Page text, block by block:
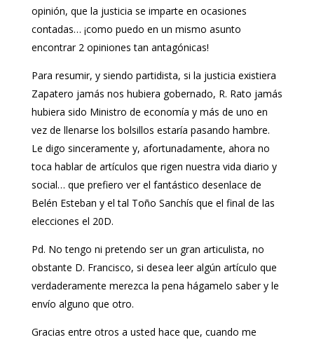
opinión, que la justicia se imparte en ocasiones
contadas… ¡como puedo en un mismo asunto
encontrar 2 opiniones tan antagónicas!
Para resumir, y siendo partidista, si la justicia existiera
Zapatero jamás nos hubiera gobernado, R. Rato jamás
hubiera sido Ministro de economía y más de uno en
vez de llenarse los bolsillos estaría pasando hambre.
Le digo sinceramente y, afortunadamente, ahora no
toca hablar de artículos que rigen nuestra vida diario y
social… que prefiero ver el fantástico desenlace de
Belén Esteban y el tal Toño Sanchís que el final de las
elecciones el 20D.
Pd. No tengo ni pretendo ser un gran articulista, no
obstante D. Francisco, si desea leer algún artículo que
verdaderamente merezca la pena hágamelo saber y le
envío alguno que otro.
Gracias entre otros a usted hace que, cuando me